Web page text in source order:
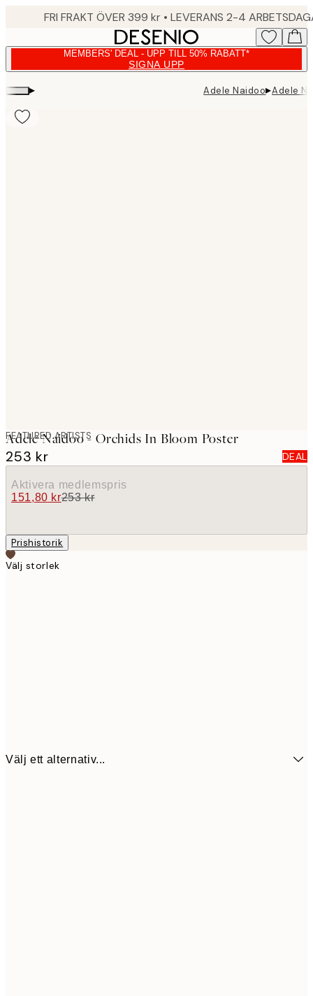
FRI FRAKT ÖVER 399 kr • LEVERANS 2-4
MEMBERS' DEAL - UPP TILL 50% RABATT*
SIGNA UPP
▸ Adele Naidoo▸Adele
FEATURED ARTISTS
Adele Naidoo - Orchids In Bloom Poster
253 kr DEAL
Aktivera medlemspris
151,80 kr253 kr
Prishistorik
Välj storlek
Välj ett alternativ...